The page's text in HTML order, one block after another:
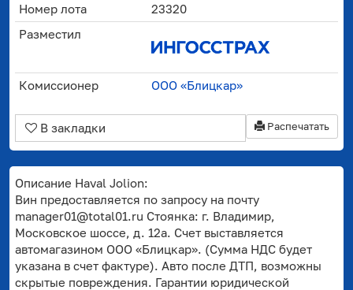
Номер лота
23320
Разместил
Комиссионер ООО «Блицкар»
Распечатать
В закладки
Описание Haval Jolion:
Вин предоставляется по запросу на почту
manager01@total01.ru Стоянка: г. Владимир,
Московское шоссе, д. 12а. Счет выставляется
автомагазином ООО «Блицкар». (Сумма НДС будет
указана в счет фактуре). Авто после ДТП, возможны
скрытые повреждения. Гарантии юридической